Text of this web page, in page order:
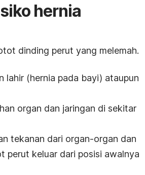
hernia
dinding perut yang melemah.
lahir (hernia pada bayi) ataupun
organ dan jaringan di sekitar
tekanan dari organ-organ dan
perut keluar dari posisi awalnya